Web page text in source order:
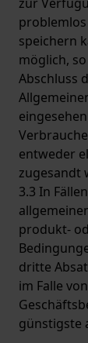
zur
speichern
möglich,
Abschluss
entweder
zugesandt
3.3 In
produkt-
dritte
im Falle
günstigste